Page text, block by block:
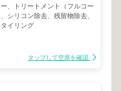
、トリートメント（フルコー
シリコン除去、残留物除去、
イリング
タップして空席を確認